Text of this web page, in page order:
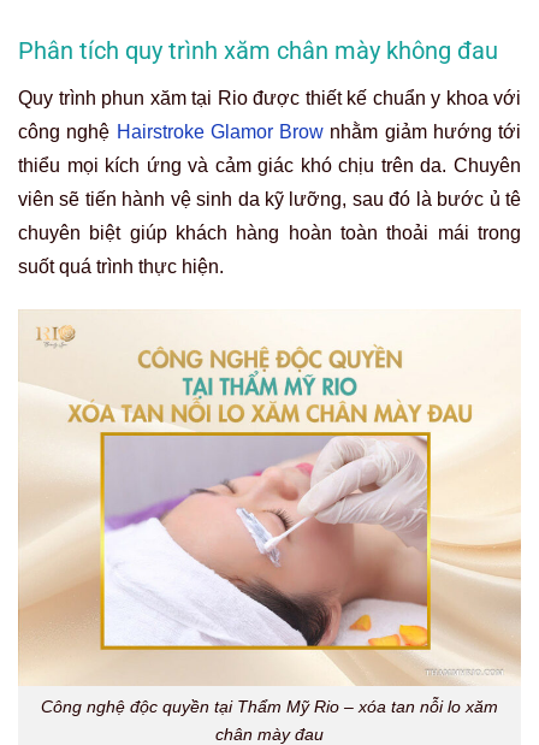
Phân tích quy trình xăm chân mày không đau
Quy trình phun xăm tại Rio được thiết kế chuẩn y khoa với
công nghệ Hairstroke Glamor Brow nhằm giảm hướng tới
thiểu mọi kích ứng và cảm giác khó chịu trên da. Chuyên
viên sẽ tiến hành vệ sinh da kỹ lưỡng, sau đó là bước ủ tê
chuyên biệt giúp khách hàng hoàn toàn thoải mái trong
suốt quá trình thực hiện.
Công nghệ độc quyền tại Thẩm Mỹ Rio – xóa tan nỗi lo xăm
chân mày đau